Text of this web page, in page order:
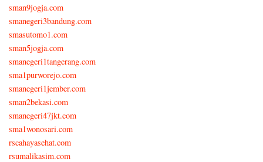
sman9jogja.com
smanegeri3bandung.com
smasutomo1.com
sman5jogja.com
smanegeri1tangerang.com
sma1purworejo.com
smanegeri1jember.com
sman2bekasi.com
smanegeri47jkt.com
sma1wonosari.com
rscahayasehat.com
rsumalikasim.com